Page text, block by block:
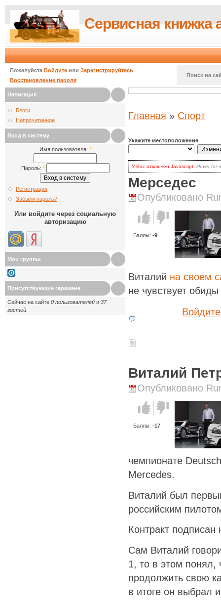
Сервисная книжка
Пожалуйста Войдите или Зарегистрируйтесь
Восстановление пароля
Поиск на
Навигация
Блоги
Непрочитанное
Вход в систему
Имя пользователя: *
Пароль: *
Регистрация
Забыли пароль?
Или войдите через социальную
авторизацию
Мои группы
Присутствующие гаражане
Сейчас на сайте 0 пользователей и 37
гостей
Главная » Спорт
Укажите местоположение
У Вас отключен Javascript. Hover for
для волнения: вы по-прежнему
есть два варианта:
включить Javascriptв браузере и
наиболее продвинутых.
Кликать на кнопкеUpdateкаждый
выбора.
Мерседес
Опубликовано
Голос за!Голос
против!
Баллы: -9
Виталий на своем
не чувствует
Войдите
Виталий
Опубликовано
Голос за!Голос
против!
Баллы: -17
чемпионате
Mercedes.
Виталий был
российским
Контракт
Сам Виталий
1, то в этом понял,
продолжить свою
в итоге он выбрал